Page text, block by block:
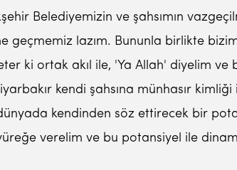
Belediyemizin ve şahsımın
lazım. Bununla birlikte bizim
ki ortak akıl ile, 'Ya Allah' diyelim ve
kendi şahsına münhasır
kendinden söz ettirecek bir
verelim ve bu potansiyel ile